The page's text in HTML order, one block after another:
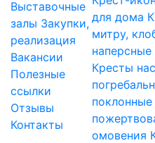
Выставочные
залы Закупки,
реализация
Вакансии
Полезные
ссылки
Отзывы
Контакты
для дома
митру,
наперсные
Кресты
поклонные
омовения